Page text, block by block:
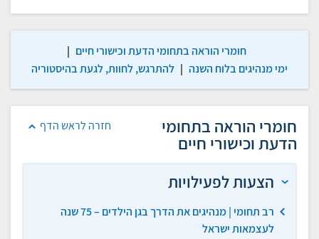
חומרי הוראה בתחומי הדעת וכישורי חיים |
ימי מנהיגים בלוח השנה | להתרגש, לחוות, לגעת בהיסטוריה
חזרה לראש הדף חומרי הוראה בתחומי
הדעת וכישורי חיים
הצעות לפעילויות
רב תחומי | מנהיגים את הדרך בגן הילדים – 75 שנה
לעצמאות ישראל